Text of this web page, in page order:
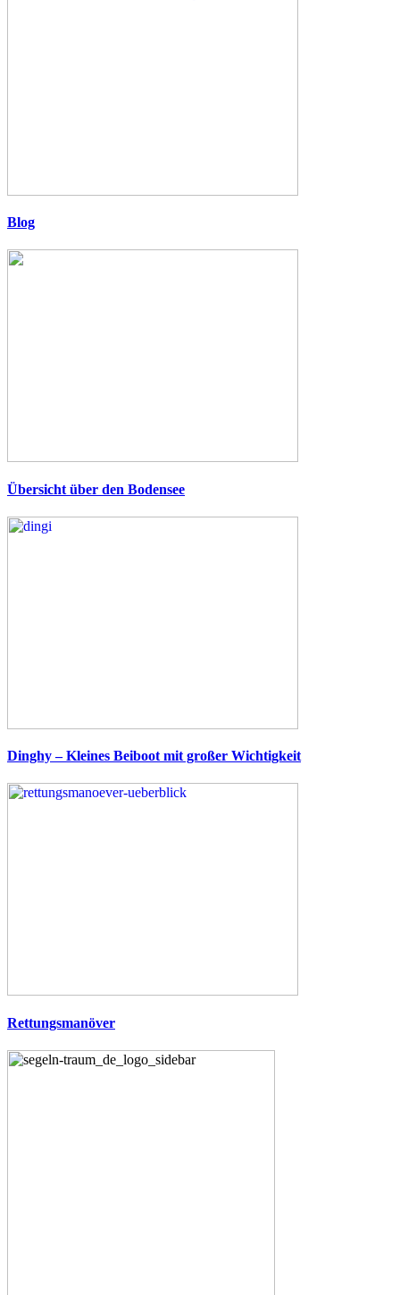
Blog
Übersicht über den Bodensee
Dinghy – Kleines Beiboot mit großer Wichtigkeit
Rettungsmanöver